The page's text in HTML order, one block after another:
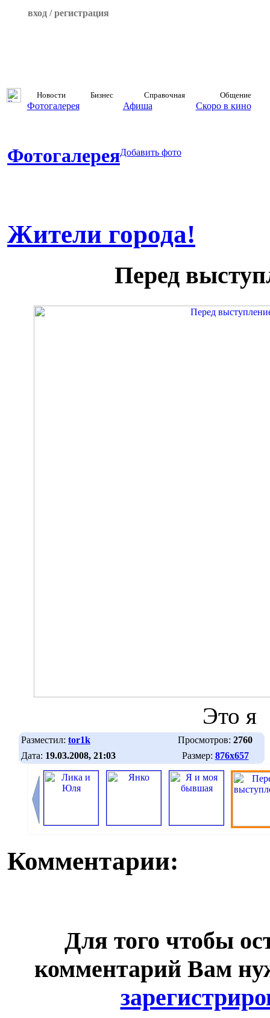
вход / регистрация
Новости Бизнес Справочная Общение
Фотогалерея Афиша Скоро в кино
ФотогалереяДобавить фото
Жители города!
Перед
Это я
Разместил: tor1k Просмотров: 2760
Дата: 19.03.2008, 21:03 Размер: 876х657
Комментарии:
Для того чтобы
комментарий Вам